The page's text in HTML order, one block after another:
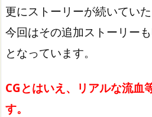
更にストーリーが続いていた
今回はその追加ストーリー
となっています。
CGとはいえ、リアルな流血
す。